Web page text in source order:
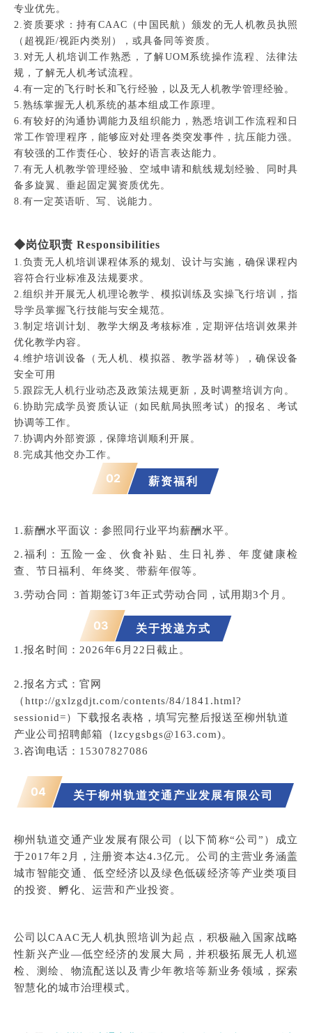
专业优先。
2.资质要求：持有CAAC（中国民航）颁发的无人机教员执照
（超视距/视距内类别），或具备同等资质。
3.对无人机培训工作熟悉，了解UOM系统操作流程、法律法
规，了解无人机考试流程。
4.有一定的飞行时长和飞行经验，以及无人机教学管理经验。
5.熟练掌握无人机系统的基本组成工作原理。
6.有较好的沟通协调能力及组织能力，熟悉培训工作流程和日
常工作管理程序，能够应对处理各类突发事件，抗压能力强。
有较强的工作责任心、较好的语言表达能力。
7.有无人机教学管理经验、空域申请和航线规划经验、同时具
备多旋翼、垂起固定翼资质优先。
8.有一定英语听、写、说能力。
◆岗位职责 Responsibilities
1.负责无人机培训课程体系的规划、设计与实施，确保课程内
容符合行业标准及法规要求。
2.组织并开展无人机理论教学、模拟训练及实操飞行培训，指
导学员掌握飞行技能与安全规范。
3.制定培训计划、教学大纲及考核标准，定期评估培训效果并
优化教学内容。
4.维护培训设备（无人机、模拟器、教学器材等），确保设备
安全可用
5.跟踪无人机行业动态及政策法规更新，及时调整培训方向。
6.协助完成学员资质认证（如民航局执照考试）的报名、考试
协调等工作。
7.协调内外部资源，保障培训顺利开展。
8.完成其他交办工作。
02 薪资福利
1.薪酬水平面议：参照同行业平均薪酬水平。
2.福利：五险一金、伙食补贴、生日礼券、年度健康检
查、节日福利、年终奖、带薪年假等。
3.劳动合同：首期签订3年正式劳动合同，试用期3个月。
03 关于投递方式
1.报名时间：2026年6月22日截止。
2.报名方式 ： 官网
（http://gxlzgdjt.com/contents/84/1841.html?
sessionid=）下载报名表格，填写完整后报送至柳州轨道
产业公司招聘邮箱（lzcygsbgs@163.com)。
3.咨询电话 ：15307827086
04 关于柳州轨道交通产业发展有限公司
柳州轨道交通产业发展有限公司（以下简称“公司”）成立
于2017年2月，注册资本达4.3亿元。公司的主营业务涵盖
城市智能交通、低空经济以及绿色低碳经济等产业类项目
的投资、孵化、运营和产业投资。
公司以CAAC无人机执照培训为起点，积极融入国家战略
性新兴产业—低空经济的发展大局，并积极拓展无人机巡
检、测绘、物流配送以及青少年教培等新业务领域，探索
智慧化的城市治理模式。